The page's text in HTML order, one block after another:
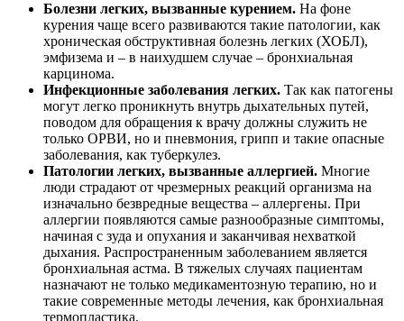
Болезни легких, вызванные курением. На фоне
курения чаще всего развиваются такие патологии, как
хроническая обструктивная болезнь легких (ХОБЛ),
эмфизема и – в наихудшем случае – бронхиальная
карцинома.
Инфекционные заболевания легких. Так как патогены
могут легко проникнуть внутрь дыхательных путей,
поводом для обращения к врачу должны служить не
только ОРВИ, но и пневмония, грипп и такие опасные
заболевания, как туберкулез.
Патологии легких, вызванные аллергией. Многие
люди страдают от чрезмерных реакций организма на
изначально безвредные вещества – аллергены. При
аллергии появляются самые разнообразные симптомы,
начиная с зуда и опухания и заканчивая нехваткой
дыхания. Распространенным заболеванием является
бронхиальная астма. В тяжелых случаях пациентам
назначают не только медикаментозную терапию, но и
такие современные методы лечения, как бронхиальная
термопластика.